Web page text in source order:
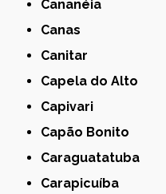
Cananéia
Canas
Canitar
Capela do Alto
Capivari
Capão Bonito
Caraguatatuba
Carapicuíba